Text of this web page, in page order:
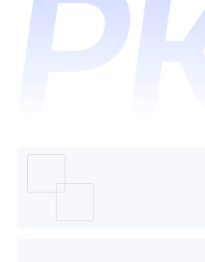
用？
和蜂
客